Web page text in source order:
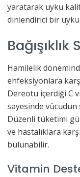
yaratarak uyku
dinlendirici bir
Hamilelik
enfeksiyonlara
Dereotu içerdiği C
sayesinde vücudun
Düzenli tüketimi
ve hastalıklara
bulunabilir.
Vitamin